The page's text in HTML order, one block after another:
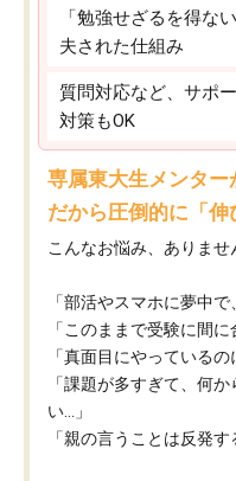
「勉強せざるを得な
夫された仕組み
質問対応など、サポ
対策もOK
専属東大生メンター
だから圧倒的に「伸
こんなお悩み、ありませ
「部活やスマホに夢中で
「このままで受験に間に
「真面目にやっている
「課題が多すぎて、何
い…」
「親の言うことは反発す